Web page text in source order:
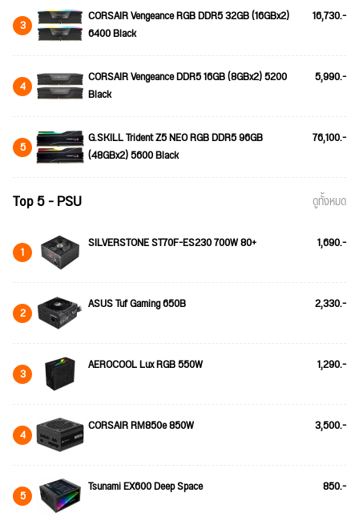
3
CORSAIR Vengeance RGB DDR5 32GB (16GBx2)
6400 Black
16,730.-
4
CORSAIR Vengeance DDR5 16GB (8GBx2) 5200
Black
5,990.-
5
G.SKILL Trident Z5 NEO RGB DDR5 96GB
(48GBx2) 5600 Black
76,100.-
Top 5 - PSU ดูทั้งหมด
1 SILVERSTONE ST70F-ES230 700W 80+ 1,690.-
2 ASUS Tuf Gaming 650B 2,330.-
3 AEROCOOL Lux RGB 550W 1,290.-
4 CORSAIR RM850e 850W 3,500.-
5 Tsunami EX600 Deep Space 850.-